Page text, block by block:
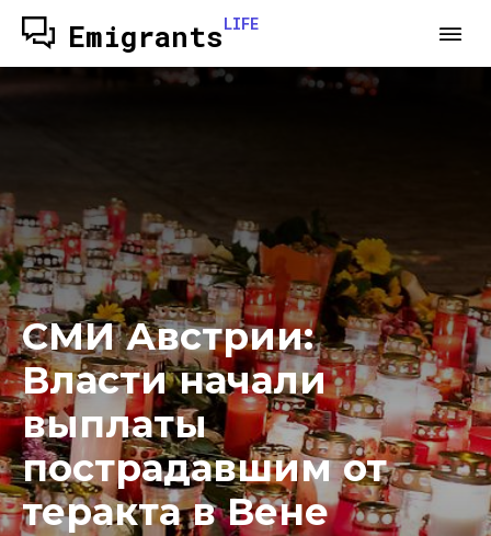
EmigrantsLIFE
СМИ Австрии:
Власти начали
выплаты
пострадавшим от
теракта в Вене